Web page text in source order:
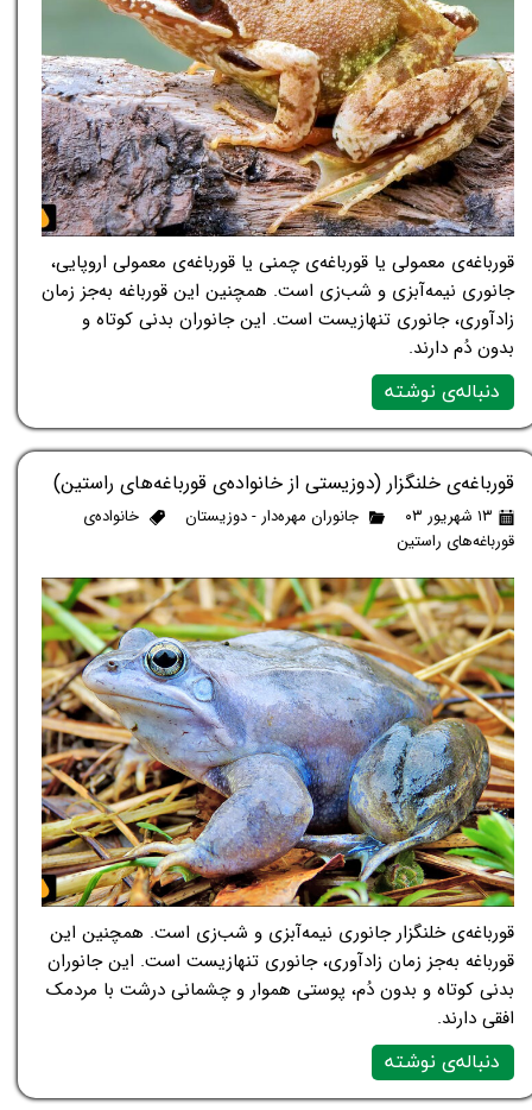
قورباغه‌ی معمولی یا قورباغه‌ی چمنی یا قورباغه‌ی معمولی اروپایی،
جانوری نیمه‌آبزی و شب‌زی است. همچنین این قورباغه به‌جز زمان
زادآوری، جانوری تنهازیست است. این جانوران بدنی کوتاه و
بدون دُم دارند.
دنباله‌ی نوشته
قورباغه‌ی خلنگزار (دوزیستی از خانواده‌ی قورباغه‌های راستین)
۱۳ شهریور ۰۳ جانوران مهره‌دار - دوزیستان
خانواده‌ی
قورباغه‌های راستین
قورباغه‌ی خلنگزار جانوری نیمه‌آبزی و شب‌زی است. همچنین این
قورباغه به‌جز زمان زادآوری، جانوری تنهازیست است. این جانوران
بدنی کوتاه و بدون دُم، پوستی هموار و چشمانی درشت با مردمک
افقی دارند.
دنباله‌ی نوشته